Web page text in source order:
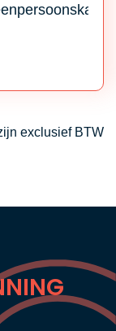
exclusief BTW